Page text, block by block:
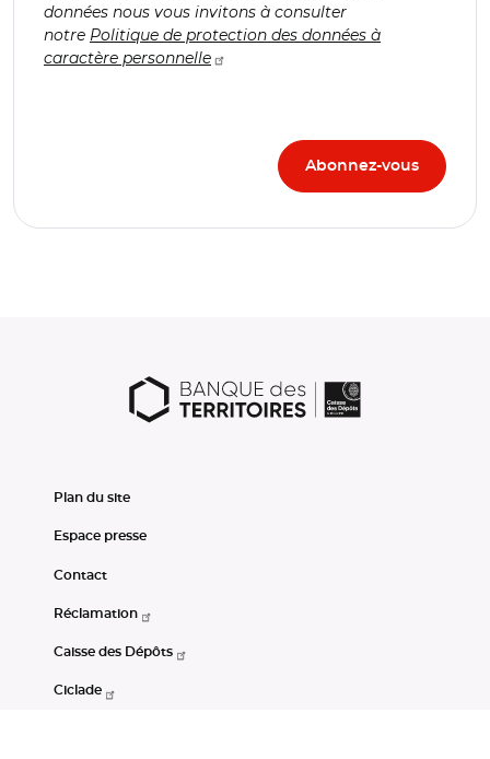
données nous vous invitons à consulter
notre Politique de protection des données à
caractère personnelle
Plan du site
Espace presse
Contact
Réclamation
Caisse des Dépôts
Ciclade